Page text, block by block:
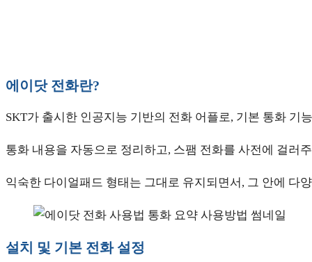
에이닷 전화란?
SKT가 출시한 인공지능 기반의 전화 어플로, 기본 통화 기
통화 내용을 자동으로 정리하고, 스팸 전화를 사전에 걸러
익숙한 다이얼패드 형태는 그대로 유지되면서, 그 안에 다
설치 및 기본 전화 설정